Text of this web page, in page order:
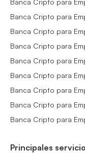
Banca Cripto para
Banca Cripto para
Banca Cripto para
Banca Cripto para
Banca Cripto para
Banca Cripto para
Banca Cripto para
Banca Cripto para
Principales